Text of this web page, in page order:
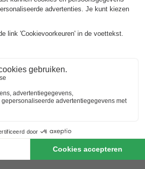
Busstation Meppen, de
1km
de receptie
Duits